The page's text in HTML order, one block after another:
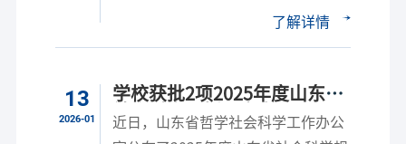
了解详情
13
2026-01
学校获批2项2025年度山东省
社会科学规划研究专项
近日，山东省哲学社会科学工作办公